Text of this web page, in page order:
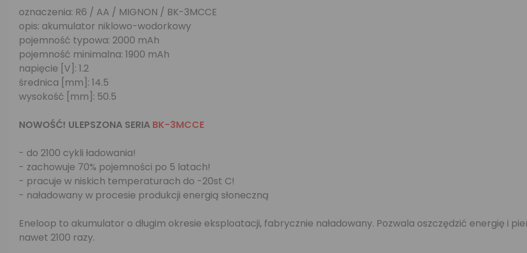
oznaczenia: R6 / AA / MIGNON / BK-3MCCE
opis: akumulator niklowo-wodorkowy
pojemność typowa: 2000 mAh
pojemność minimalna: 1900 mAh
napięcie [V]: 1.2
średnica [mm]: 14.5
wysokość [mm]: 50.5
NOWOŚĆ! ULEPSZONA SERIA BK-3MCCE
- do 2100 cykli ładowania!
- zachowuje 70% pojemności po 5 latach!
- pracuje w niskich temperaturach do -20st C!
- naładowany w procesie produkcji energią słoneczną
Eneloop to akumulator o długim okresie eksploatacji, fabrycznie naładowany. Pozwala oszczędzić energię i
nawet 2100 razy.